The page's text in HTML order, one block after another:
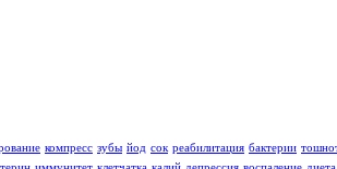
компресс зубы йод сок реабилитация бактерии